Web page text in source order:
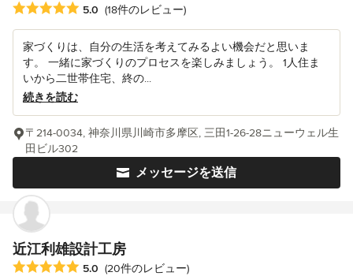
平均評価：5つ星中 星5
5.0 (18件のレビュー)
家づくりは、自分の生活を考えてみるよい機会だと思いま
す。 一緒に家づくりのプロセスを楽しみましょう。 1人住ま
いから二世帯住宅、終の...
続きを読む
メッセージを送信
〒214-0034, 神奈川県川崎市多摩区, 三田1-26-28ニューウェル生
田ビル302
近江利雄設計工房
平均評価：5つ星中 星5
5.0 (20件のレビュー)